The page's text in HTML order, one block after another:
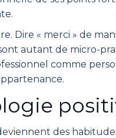
Dire « merci » de
autant de micro-
comme
des